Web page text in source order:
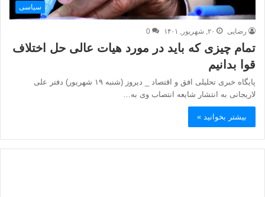
سیاسی
رضایی ۲۰, شهریور, ۱۴۰۱ 0
تمام چیزی که باید در مورد هیات عالی حل اختلاف
قوا بدانیم
پایگاه خبری تحلیلی افق و اقتصاد _ دیروز (شنبه ۱۹ شهریور) دفتر علی
لاریجانی به انتشار شایعه انتصاب وی به…
بیشتر بخوانید »